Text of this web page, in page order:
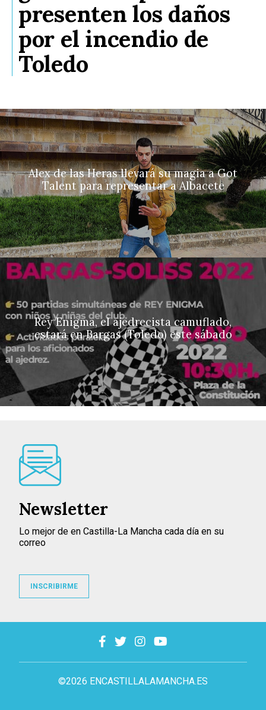
presenten los daños
por el incendio de
Toledo
Alex de las Heras llevará su magia a Got
Talent para representar a Albacete
Rey Enigma, el ajedrecista camuflado,
estará en Bargas (Toledo) este sábado
©2026 ENCASTILLALAMANCHA.ES
Newsletter
Lo mejor de en Castilla-La Mancha cada día en su
correo
INSCRIBIRME